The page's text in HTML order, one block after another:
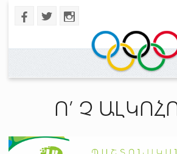
b a x
Ո’ Չ